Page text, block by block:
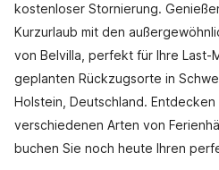
kostenloser Stornierung.
Kurzurlaub mit den
von Belvilla, perfekt für Ihre Last-
geplanten Rückzugsorte in
Holstein, Deutschland.
verschiedenen Arten von
buchen Sie noch heute Ihren